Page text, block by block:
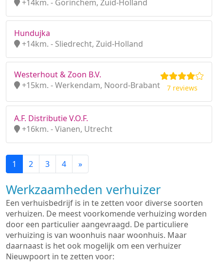
+14km. - Gorinchem, Zuid-Holland
Hundujka
+14km. - Sliedrecht, Zuid-Holland
Westerhout & Zoon B.V.
+15km. - Werkendam, Noord-Brabant
7 reviews
A.F. Distributie V.O.F.
+16km. - Vianen, Utrecht
1 2 3 4 »
Werkzaamheden verhuizer
Een verhuisbedrijf is in te zetten voor diverse soorten
verhuizen. De meest voorkomende verhuizing worden
door een particulier aangevraagd. De particuliere
verhuizing is van woonhuis naar woonhuis. Maar
daarnaast is het ook mogelijk om een verhuizer
Nieuwpoort in te zetten voor: